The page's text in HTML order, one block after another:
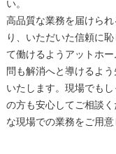
い。
高品質な業務を届けら
り、いただいた信頼に
て働けるようアットホ
問も解消へと導けるよ
いたします。現場でも
の方も安心してご相談
な現場での業務をご用意